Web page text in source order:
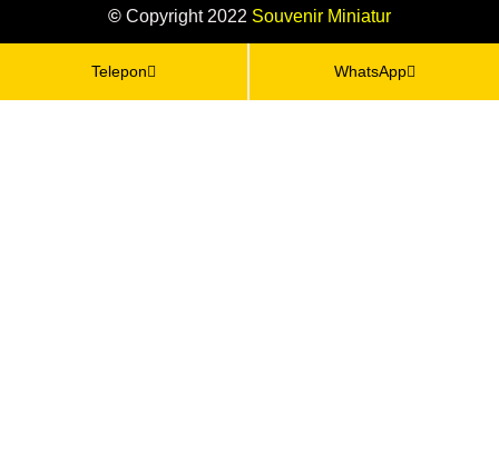
© Copyright 2022 Souvenir Miniatur
Telepon WhatsApp